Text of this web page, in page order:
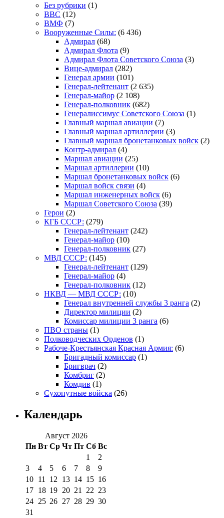
Без рубрики (1)
ВВС (12)
ВМФ (7)
Вооруженные Силы: (6 436)
Адмирал (68)
Адмирал Флота (9)
Адмирал Флота Советского Союза (3)
Вице-адмирал (282)
Генерал армии (101)
Генерал-лейтенант (2 635)
Генерал-майор (2 108)
Генерал-полковник (682)
Генералиссимус Советского Союза (1)
Главный маршал авиации (7)
Главный маршал артиллерии (3)
Главный маршал бронетанковых войск (2)
Контр-адмирал (4)
Маршал авиации (25)
Маршал артиллерии (10)
Маршал бронетанковых войск (6)
Маршал войск связи (4)
Маршал инженерных войск (6)
Маршал Советского Союза (39)
Герои (2)
КГБ СССР: (279)
Генерал-лейтенант (242)
Генерал-майор (10)
Генерал-полковник (27)
МВД СССР: (145)
Генерал-лейтенант (129)
Генерал-майор (4)
Генерал-полковник (12)
НКВД — МВД СССР: (10)
Генерал внутренней службы 3 ранга (2)
Директор милиции (2)
Комиссар милиции 3 ранга (6)
ПВО страны (1)
Полководческих Орденов (1)
Рабоче-Крестьянская Красная Армия: (6)
Бригадный комиссар (1)
Бригврач (2)
Комбриг (2)
Комдив (1)
Сухопутные войска (26)
Календарь
Август 2026
Пн Вт Ср Чт Пт Сб Вс
1
2
3
4 5 6 7 8
9
10 11 12 13 14 15 16
17 18 19 20 21 22 23
24 25 26 27 28 29 30
31